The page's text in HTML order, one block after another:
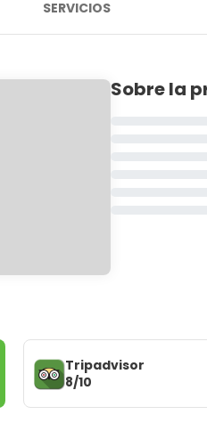
SERVICIOS
Sobre la
Tripadvisor
8/10